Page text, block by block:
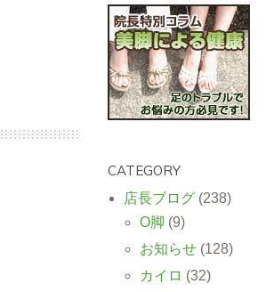
CATEGORY
店長ブログ(238)
O脚 (9)
お知らせ(128)
カイロ (32)